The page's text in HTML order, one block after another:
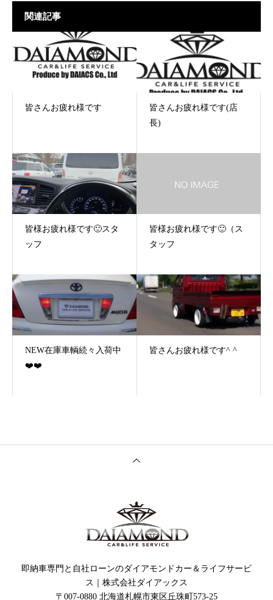
関連記事
皆さんお疲れ様です
皆さんお疲れ様です(店
長)
皆様お疲れ様です🙂スタ
ッフ
皆様お疲れ様です🙂（ス
タッフ
NEW在庫車輌続々入荷中
❤️❤️
皆さんお疲れ様です^ ^
即納車専門と自社ローンのダイアモンドカー＆ライフサービ
ス｜株式会社ダイアックス
〒007-0880 北海道札幌市東区丘珠町573-25